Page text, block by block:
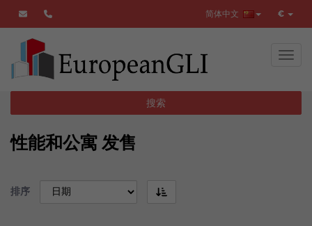
€
简体中文
搜索
性能和公寓 发售
排序